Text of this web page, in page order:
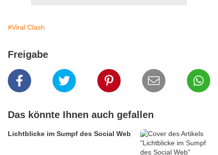
#Viral Clash
Freigabe
Das könnte Ihnen auch gefallen
Lichtblicke im Sumpf des Social Web